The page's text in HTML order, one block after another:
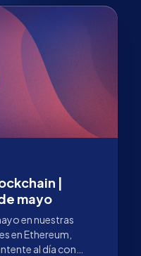
|
mayo
en nuestras
en Ethereum,
al día con